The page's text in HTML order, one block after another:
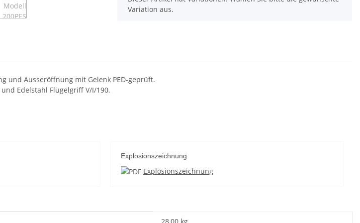
Variation aus.
und Ausseröffnung mit Gelenk PED-geprüft.
Edelstahl Flügelgriff V/I/190.
Explosionszeichnung
Explosionszeichnung